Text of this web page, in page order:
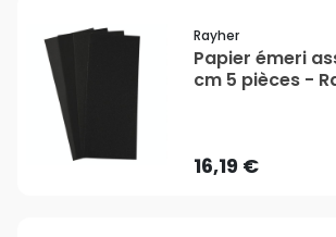
Rayher
Papier émeri
cm 5 pièces -
16,19 €